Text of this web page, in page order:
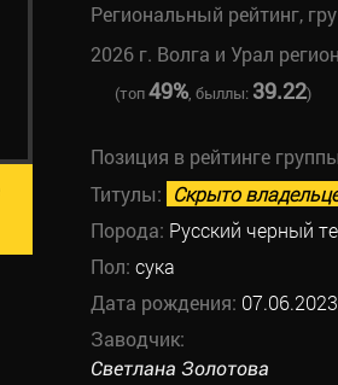
Региональный рейтинг,
2026 г. Волга и Урал
(топ49%, быллы: 39.22)
Позиция в рейтинге
Титулы: Скрыто
Порода: Русский черный
Пол: сука
Дата рождения: 07.06.2023
Заводчик:
Светлана Золотова